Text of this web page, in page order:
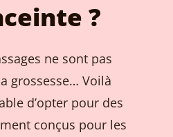
?
ne sont pas
grossesse… Voilà
d’opter pour des
conçus pour les